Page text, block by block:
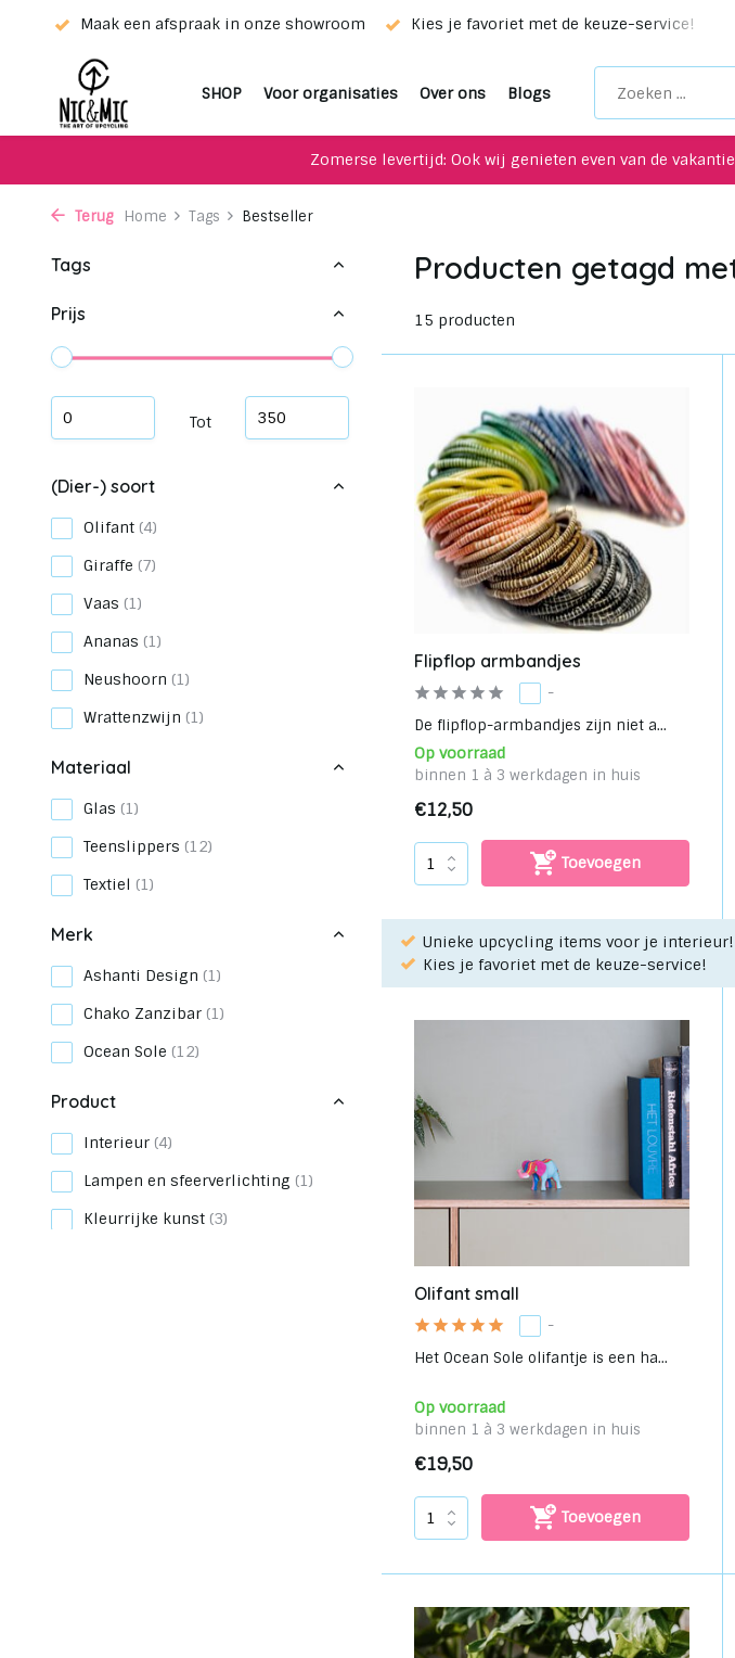
Kies je favoriet met de keuze-service! Unieke upcycling items voor je interieur!
SHOP Voor organisaties Over ons Blogs
Zomerse levertijd: Ook wij genieten even van de
Terug Home Tags Bestseller
Tags
Prijs
Tot
(Dier-) soort
Olifant (4)
Giraffe (7)
Vaas (1)
Ananas (1)
Neushoorn (1)
Wrattenzwijn (1)
Materiaal
Glas (1)
Teenslippers (12)
Textiel (1)
Merk
Ashanti Design (1)
Chako Zanzibar (1)
Ocean Sole (12)
Product
Interieur (4)
Lampen en sfeerverlichting (1)
Kleurrijke kunst (3)
Producten getagd
15 producten
Flipflop armbandjes
-
De flipflop-armbandjes zijn niet a...
Op voorraad
binnen 1 à 3 werkdagen in huis
€12,50
Toevoegen
Unieke upcycling items voor je interieur!
Kies je favoriet met de keuze-service!
Olifant small
-
Het Ocean Sole olifantje is een ha...
Op voorraad
binnen 1 à 3 werkdagen in huis
€19,50
Toevoegen